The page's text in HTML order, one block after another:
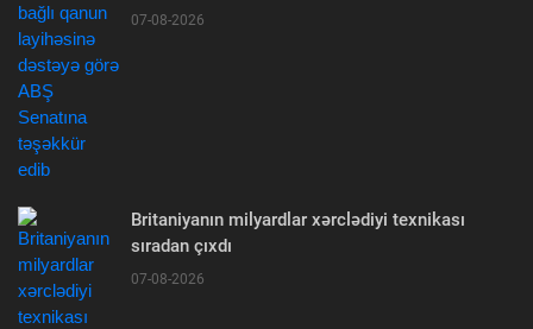
07-08-2026
Britaniyanın milyardlar xərclədiyi texnikası
sıradan çıxdı
07-08-2026